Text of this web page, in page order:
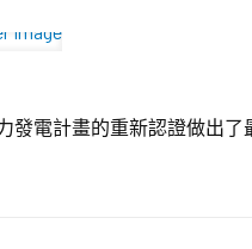
電計畫的重新認證做出了